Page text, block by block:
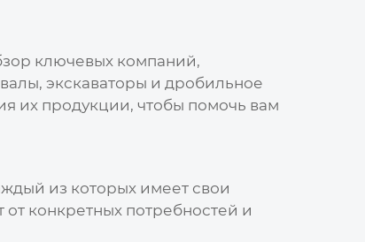
ключевых компаний,
экскаваторы и дробильное
их продукции, чтобы помочь вам
из которых имеет свои
от конкретных потребностей и